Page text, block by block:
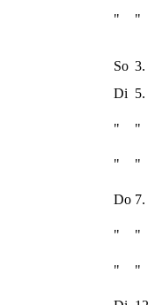
" "
So 3.
Di 5.
" "
" "
Do 7.
" "
" "